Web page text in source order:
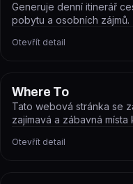
Generuje denní itinerář
pobytu a osobních zájmů.
Otevřít detail
Where To
Tato webová stránka se
zajímavá a zábavná místa
Otevřít detail